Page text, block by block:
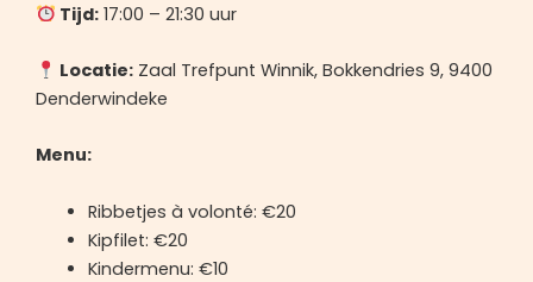
Tijd:17:00 – 21:30 uur
Locatie:Zaal Trefpunt Winnik, Bokkendries 9, 9400
Denderwindeke
Menu:
Ribbetjes à volonté: €20
Kipfilet: €20
Kindermenu: €10